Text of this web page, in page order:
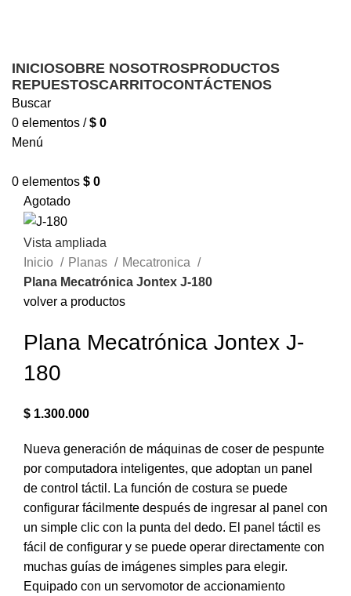
INICIOSOBRE NOSOTROSPRODUCTOS
REPUESTOSCARRITOCONTÁCTENOS
Buscar
0 elementos / $ 0
Menú
0 elementos $ 0
Agotado
Vista ampliada
Inicio
Planas
Mecatronica
Plana Mecatrónica Jontex J-180
volver a productos
Plana Mecatrónica Jontex J-
180
$ 1.300.000
Nueva generación de máquinas de coser de pespunte
por computadora inteligentes, que adoptan un panel
de control táctil. La función de costura se puede
configurar fácilmente después de ingresar al panel con
un simple clic con la punta del dedo. El panel táctil es
fácil de configurar y se puede operar directamente con
muchas guías de imágenes simples para elegir.
Equipado con un servomotor de accionamiento